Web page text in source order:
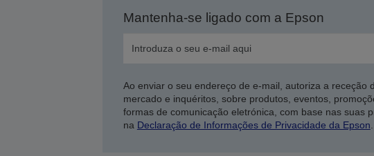
Mantenha-se ligado com a Epson
Ao enviar o seu endereço de e-mail, autoriza a receção
mercado e inquéritos, sobre produtos, eventos,
formas de comunicação eletrónica, com base nas suas
na Declaração de Informações de Privacidade da Epson